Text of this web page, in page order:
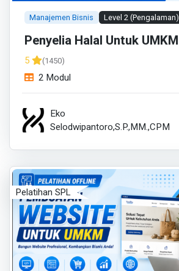
Manajemen Bisnis Level 2 (Pengalaman)
Penyelia Halal Untuk UMKM
5 (1450)
2 Modul
Eko
Selodwipantoro,S.P.,MM.,CPM
Pelatihan SPL